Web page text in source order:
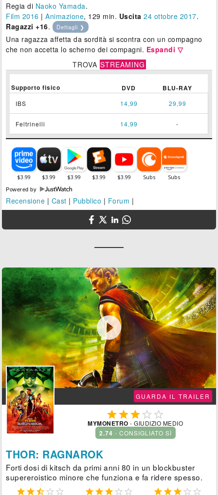
Regia di Naoko Yamada.
Film 2016 |Animazione, 129 min. Uscita 24 ottobre 2017.
Ragazzi +16. Dettagli ❯
Una ragazza affetta da sordità si scontra con un compagno
che non accetta lo scherno dei compagni. Espandi ▽
TROVA STREAMING
Supporto fisico DVD BLU-RAY
IBS 14,99 29,99
Feltrinelli 14,99 -
Powered by
Recensione | Cast | Pubblico | Forum |

GUARDA IL TRAILER
  
MYMONETRO - GIUDIZIO MEDIO
2.74 - CONSIGLIATO SÌ
THOR: RAGNAROK
Forti dosi di kitsch da primi anni 80 in un blockbuster
supereroistico minore che funziona e fa ridere spesso.
              